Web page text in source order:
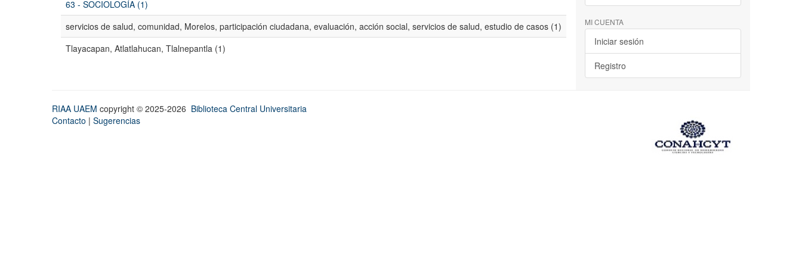
63 - SOCIOLOGÍA (1)
servicios de salud, comunidad, Morelos, participación ciudadana, evaluación, acción social, servicios de salud, estudio de casos (1)
Tlayacapan, Atlatlahucan, Tlalnepantla (1)
MI CUENTA
Iniciar sesión
Registro
RIAA UAEM copyright © 2025-2026 Biblioteca Central Universitaria
Contacto | Sugerencias